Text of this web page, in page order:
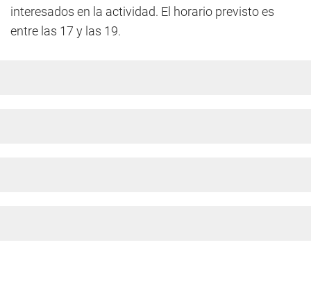
interesados en la actividad. El horario previsto es
entre las 17 y las 19.